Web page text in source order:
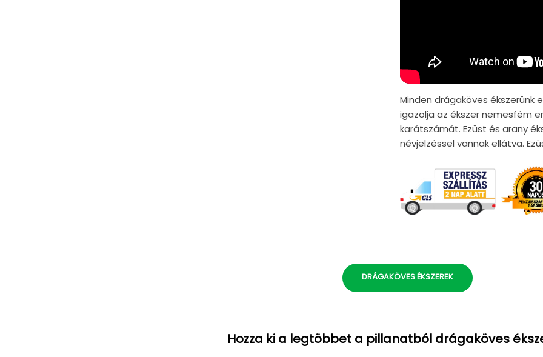
Minden drágaköves ékszerünk
igazolja az ékszer nemesfém
karátszámát. Ezüst és arany
névjelzéssel vannak ellátva.
DRÁGAKÖVES ÉKSZEREK
Hozza ki a legtöbbet a pillanatból drágaköves